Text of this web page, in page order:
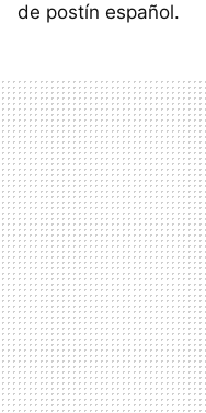
de postín español.